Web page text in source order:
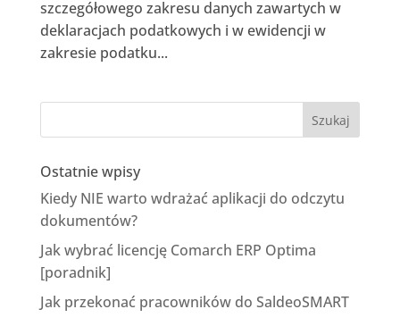
szczegółowego zakresu danych zawartych w
deklaracjach podatkowych i w ewidencji w
zakresie podatku...
Ostatnie wpisy
Kiedy NIE warto wdrażać aplikacji do odczytu
dokumentów?
Jak wybrać licencję Comarch ERP Optima
[poradnik]
Jak przekonać pracowników do SaldeoSMART